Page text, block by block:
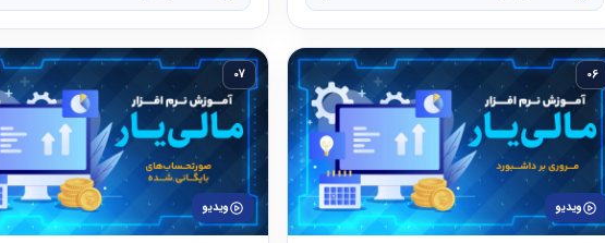
06
ویدیو
07
ویدیو